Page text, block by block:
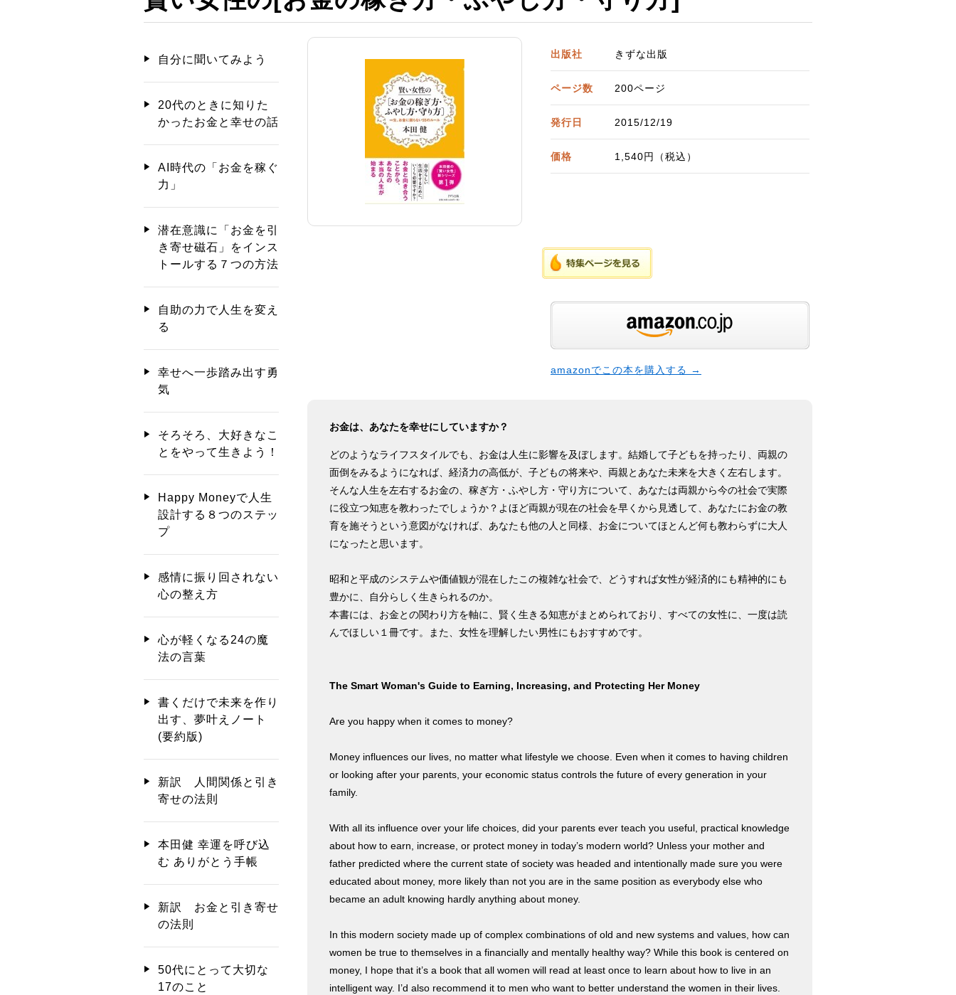
出版社 きずな出版
ページ数 200ページ
発行日 2015/12/19
価格 1,540円（税込）
amazonでこの本を購入する →
お金は、あなたを幸せにしていますか？
どのようなライフスタイルでも、お金は人生に影響を及ぼします。結婚して子どもを持ったり、両親の
面倒をみるようになれば、経済力の高低が、子どもの将来や、両親とあなた未来を大きく左右します。
そんな人生を左右するお金の、稼ぎ方・ふやし方・守り方について、あなたは両親から今の社会で実際
に役立つ知恵を教わったでしょうか？よほど両親が現在の社会を早くから見透して、あなたにお金の教
育を施そうという意図がなければ、あなたも他の人と同様、お金についてほとんど何も教わらずに大人
になったと思います。
昭和と平成のシステムや価値観が混在したこの複雑な社会で、どうすれば女性が経済的にも精神的にも
豊かに、自分らしく生きられるのか。
本書には、お金との関わり方を軸に、賢く生きる知恵がまとめられており、すべての女性に、一度は読
んでほしい１冊です。また、女性を理解したい男性にもおすすめです。
The Smart Woman's Guide to Earning, Increasing, and Protecting Her Money
Are you happy when it comes to money?
Money influences our lives, no matter what lifestyle we choose. Even when it comes to having children
or looking after your parents, your economic status controls the future of every generation in your
family.
With all its influence over your life choices, did your parents ever teach you useful, practical knowledge
about how to earn, increase, or protect money in today’s modern world? Unless your mother and
father predicted where the current state of society was headed and intentionally made sure you were
educated about money, more likely than not you are in the same position as everybody else who
became an adult knowing hardly anything about money.
In this modern society made up of complex combinations of old and new systems and values, how can
women be true to themselves in a financially and mentally healthy way? While this book is centered on
money, I hope that it’s a book that all women will read at least once to learn about how to live in an
intelligent way. I’d also recommend it to men who want to better understand the women in their lives.
自分に聞いてみよう
20代のときに知りた
かったお金と幸せの話
AI時代の「お金を稼ぐ
力」
潜在意識に「お金を引
き寄せ磁石」をインス
トールする７つの方法
自助の力で人生を変え
る
幸せへ一歩踏み出す勇
気
そろそろ、大好きなこ
とをやって生きよう！
Happy Moneyで人生
設計する８つのステッ
プ
感情に振り回されない
心の整え方
心が軽くなる24の魔
法の言葉
書くだけで未来を作り
出す、夢叶えノート
(要約版)
新訳 人間関係と引き
寄せの法則
本田健 幸運を呼び込
む ありがとう手帳
新訳 お金と引き寄せ
の法則
50代にとって大切な
17のこと